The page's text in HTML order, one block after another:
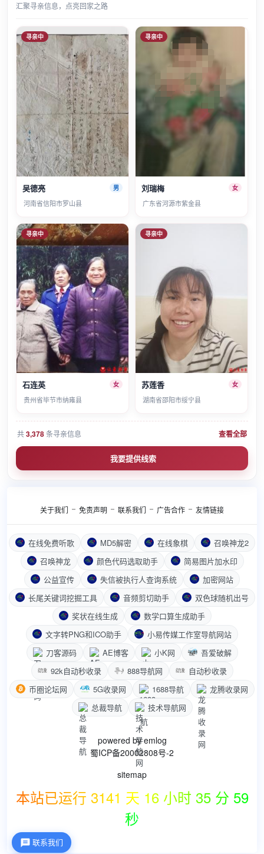
汇聚寻亲信息，点亮回家之路
寻亲中
吴德亮 男
河南省信阳市罗山县
寻亲中
刘瑞梅 女
广东省河源市紫金县
寻亲中
石连英 女
贵州省毕节市纳雍县
寻亲中
苏莲香 女
湖南省邵阳市绥宁县
共3,378条寻亲信息 查看全部
我要提供线索
关于我们 免责声明 联系我们 广告合作 友情链接
在线免费听歌 MD5解密 在线象棋
召唤神龙2
召唤神龙
颜色代码选取助手
简易图片加水印
公益宣传
失信被执行人查询系统
加密网站
长尾关键词挖掘工具
音频剪切助手
双色球随机出号
奖状在线生成
数学口算生成助手
文字转PNG和ICO助手
小易传媒工作室导航网站
刀客源码
AE博客 小K网
吾爱破解
92k自动秒收录
888导航网
自动秒收录
币圈论坛网
5G收录网 1688导航
龙腾收录网
总裁导航
技术导航网
powered byemlog
蜀ICP备20002808号-2
sitemap
本站已运行 3141 天 16 小时 35 分 59
秒
联系我们